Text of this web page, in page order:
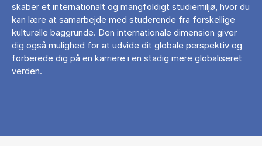
skaber et internationalt og mangfoldigt studiemiljø, hvor du
kan lære at samarbejde med studerende fra forskellige
kulturelle baggrunde. Den internationale dimension giver
dig også mulighed for at udvide dit globale perspektiv og
forberede dig på en karriere i en stadig mere globaliseret
verden.